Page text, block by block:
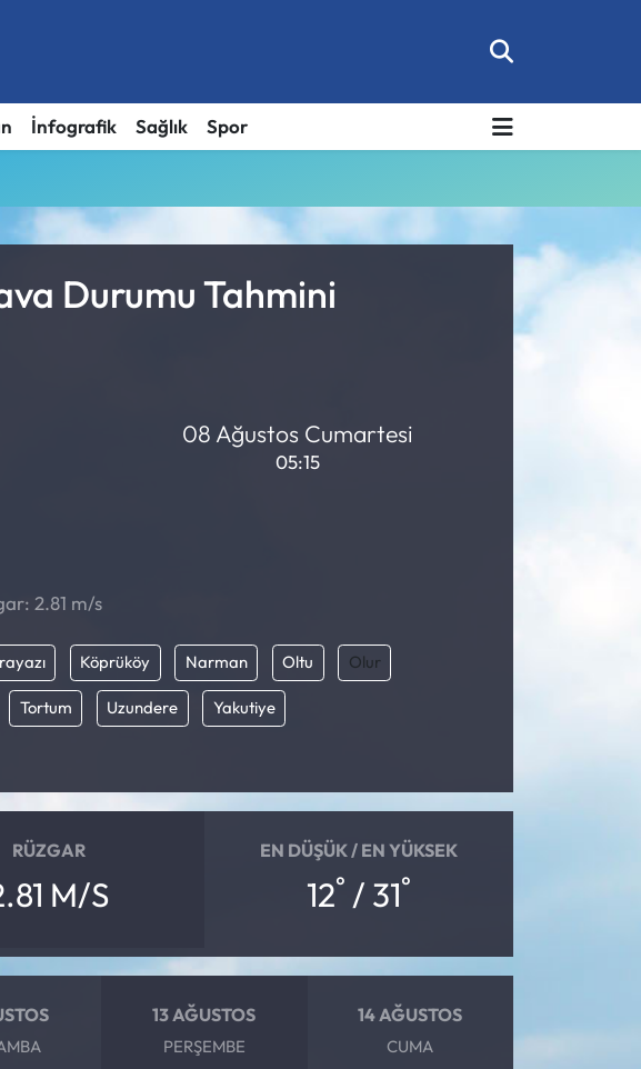
İnfografik Sağlık Spor
Durumu Tahmini
08 Ağustos Cumartesi
05:15
2.81 m/s
Köprüköy Narman Oltu Olur
Tortum Uzundere Yakutiye
RÜZGAR
M/S
EN DÜŞÜK / EN YÜKSEK
12° / 31°
13 AĞUSTOS
PERŞEMBE
14 AĞUSTOS
CUMA